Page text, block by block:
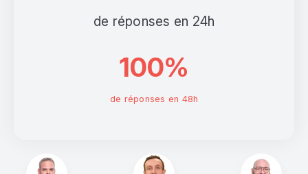
de réponses en 24h
100%
de réponses en 48h